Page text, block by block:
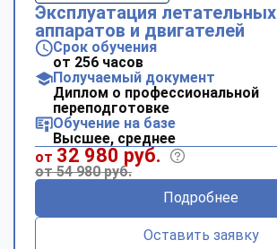
Эксплуатация летательных
аппаратов и двигателей
Срок обучения
от 256 часов
Получаемый документ
Диплом о профессиональной
переподготовке
Обучение на базе
Высшее, среднее
от 32 980 руб.
от 54 980 руб.
Подробнее
Оставить заявку